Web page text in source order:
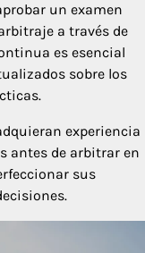
un examen
a través de
es esencial
sobre los
experiencia
antes de arbitrar en
sus